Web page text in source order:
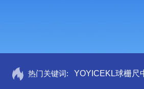
热门关键词: YOYICEKL球栅尺